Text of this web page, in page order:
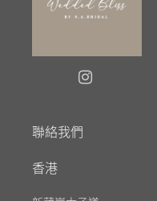
聯絡我們
香港